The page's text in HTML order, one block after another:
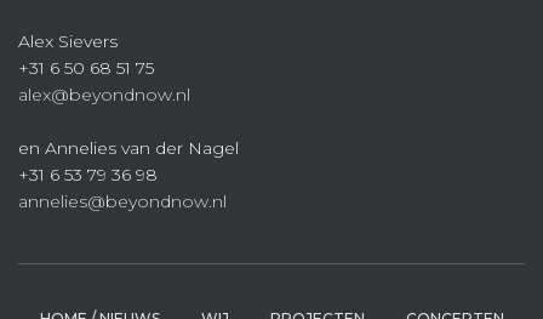
Alex Sievers
+31 6 50 68 51 75
alex@beyondnow.nl
en Annelies van der Nagel
+31 6 53 79 36 98
annelies@beyondnow.nl